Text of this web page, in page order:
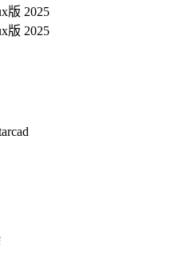
版 2025
版 2025